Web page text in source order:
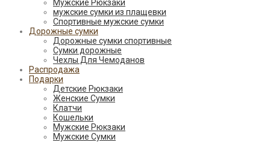
Мужские Рюкзаки
мужские сумки из плащевки
Спортивные мужские сумки
Дорожные сумки
Дорожные сумки спортивные
Сумки дорожные
Чехлы Для Чемоданов
Распродажа
Подарки
Детские Рюкзаки
Женские Сумки
Клатчи
Кошельки
Мужские Рюкзаки
Мужские Сумки